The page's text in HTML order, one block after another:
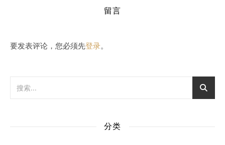
留言
要发表评论，您必须先登录。
分类